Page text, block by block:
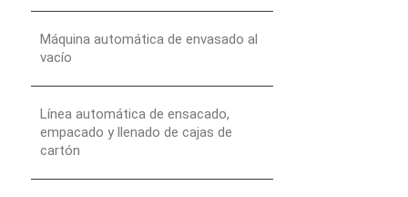
Máquina automática de envasado al
vacío
Línea automática de ensacado,
empacado y llenado de cajas de
cartón